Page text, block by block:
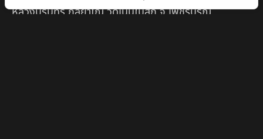
หลวงปู่รินทร์ กลฺยาโณ วัดเนินโบสถ์ จ.เพชรบูรณ์